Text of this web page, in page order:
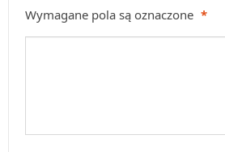
Wymagane pola są oznaczone *